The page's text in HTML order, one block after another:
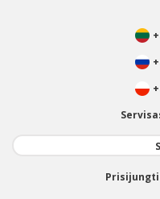
Prisijungti